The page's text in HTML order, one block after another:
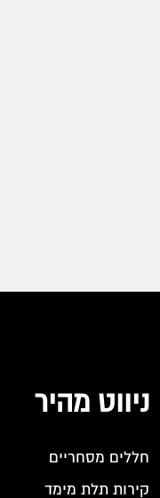
ניווט מהיר
חללים מסחריים
קירות תלת מימד